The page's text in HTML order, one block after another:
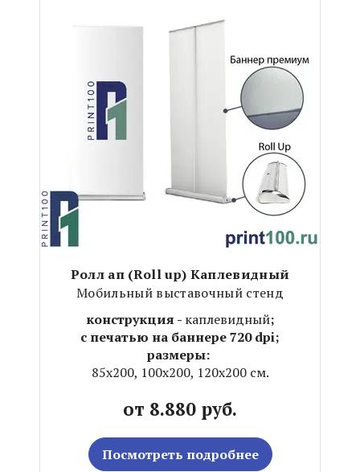
Ролл ап (Roll up) Каплевидный
Мобильный выставочный стенд
конструкция - каплевидный;
с печатью на баннере 720 dpi;
размеры:
85х200, 100х200, 120х200 см.
от 8.880 руб.
Посмотреть подробнее